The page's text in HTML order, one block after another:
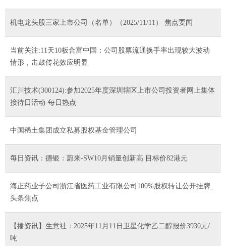
机电龙头股三家上市公司（名单）（2025/11/11） 焦点要闻
当前关注:11天10板合富中国：公司股票流通换手率出现较大波动
情形，击鼓传花效应明显
汇川技术(300124):参加2025年度深圳辖区上市公司投资者网上集体
接待日活动-每日热点
中国稀土集团成立私募股权基金管理公司
每日资讯：德银：蔚来-SW10月销量创新高 目标价82港元
海正药业子公司浙江省医药工业有限公司100%股权转让公开挂牌_
头条焦点
【播资讯】生意社：2025年11月11日卫星化学乙二醇报价3930元/
吨